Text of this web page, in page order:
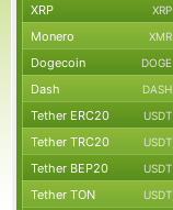
XRP XRP
Monero XMR
Dogecoin DOGE
Dash DASH
Tether ERC20 USDT
Tether TRC20 USDT
Tether BEP20 USDT
Tether TON USDT